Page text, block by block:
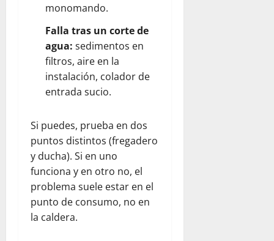
monomando.
Falla tras un corte de
agua: sedimentos en
filtros, aire en la
instalación, colador de
entrada sucio.
Si puedes, prueba en dos
puntos distintos (fregadero
y ducha). Si en uno
funciona y en otro no, el
problema suele estar en el
punto de consumo, no en
la caldera.